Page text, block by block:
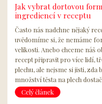
Jak vybrat dortovou
ingrediencí v receptu
Často nás nadchne nějaký
uvědomíme si, že nemáme
velikosti. Anebo chceme náš
recept připravit pro více lidí,
plechu, ale nejsme si jisti, zda
množství těsta na plech
Celý článek